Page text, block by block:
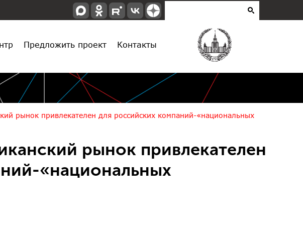
Предложить проект Контакты
рынок привлекателен для российских компаний-«национальных
рынок привлекателен
«национальных